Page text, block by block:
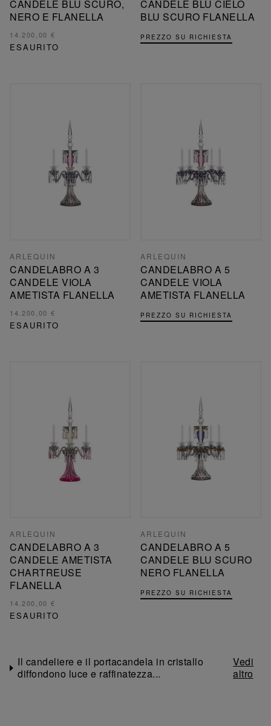
CANDELE BLU SCURO,
NERO E FLANELLA
14.200,00 €
ESAURITO
CANDELE BLU CIELO
BLU SCURO FLANELLA
PREZZO SU RICHIESTA
ARLEQUIN
CANDELABRO A 3
CANDELE VIOLA
AMETISTA FLANELLA
14.200,00 €
ESAURITO
ARLEQUIN
CANDELABRO A 5
CANDELE VIOLA
AMETISTA FLANELLA
PREZZO SU RICHIESTA
ARLEQUIN
CANDELABRO A 3
CANDELE AMETISTA
CHARTREUSE
FLANELLA
14.200,00 €
ESAURITO
ARLEQUIN
CANDELABRO A 5
CANDELE BLU SCURO
NERO FLANELLA
PREZZO SU RICHIESTA
Il candeliere e il portacandela in cristallo
diffondono luce e raffinatezza...